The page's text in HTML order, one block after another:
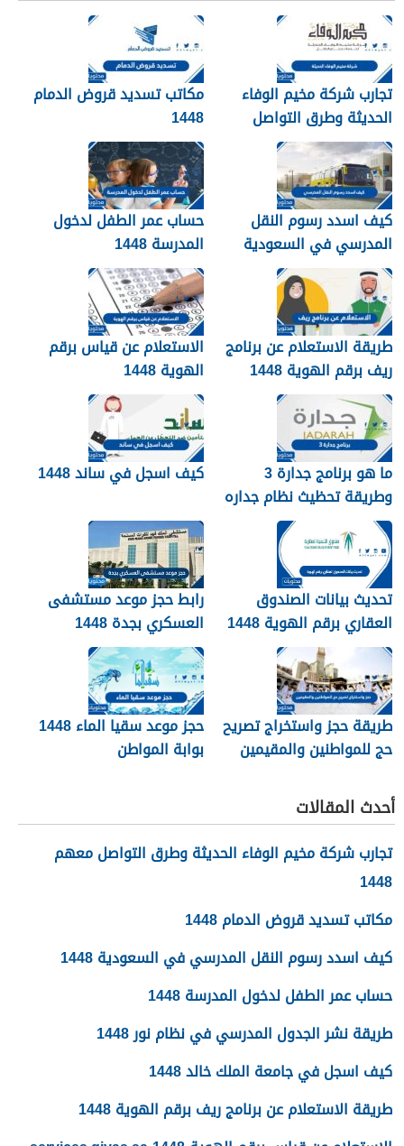
تجارب شركة مخيم الوفاء
الحديثة وطرق التواصل
معهم 1448
مكاتب تسديد قروض الدمام
1448
كيف اسدد رسوم النقل
المدرسي في السعودية
1448
حساب عمر الطفل لدخول
المدرسة 1448
طريقة الاستعلام عن برنامج
ريف برقم الهوية 1448
الاستعلام عن قياس برقم
الهوية 1448
services.qiyas.sa
ما هو برنامج جدارة 3
وطريقة تحظيث نظام جداره
1448
كيف اسجل في ساند 1448
تحديث بيانات الصندوق
العقاري برقم الهوية 1448
الرابط والخطوات
رابط حجز موعد مستشفى
العسكري بجدة 1448
طريقة حجز واستخراج تصريح
حج للمواطنين والمقيمين
حجز موعد سقيا الماء 1448
بوابة المواطن
أحدث المقالات
تجارب شركة مخيم الوفاء الحديثة وطرق التواصل معهم
1448
مكاتب تسديد قروض الدمام 1448
كيف اسدد رسوم النقل المدرسي في السعودية 1448
حساب عمر الطفل لدخول المدرسة 1448
طريقة نشر الجدول المدرسي في نظام نور 1448
كيف اسجل في جامعة الملك خالد 1448
طريقة الاستعلام عن برنامج ريف برقم الهوية 1448